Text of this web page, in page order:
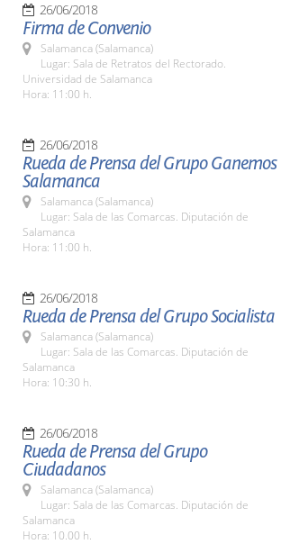
26/06/2018
Firma de Convenio
Salamanca (Salamanca)
Lugar: Sala de Retratos del Rectorado.
Universidad de Salamanca
Hora: 11:00 h.
26/06/2018
Rueda de Prensa del Grupo Ganemos
Salamanca
Salamanca (Salamanca)
Lugar: Sala de las Comarcas. Diputación de
Salamanca
Hora: 11:00 h.
26/06/2018
Rueda de Prensa del Grupo Socialista
Salamanca (Salamanca)
Lugar: Sala de las Comarcas. Diputación de
Salamanca
Hora: 10:30 h.
26/06/2018
Rueda de Prensa del Grupo
Ciudadanos
Salamanca (Salamanca)
Lugar: Sala de las Comarcas. Diputación de
Salamanca
Hora: 10.00 h.